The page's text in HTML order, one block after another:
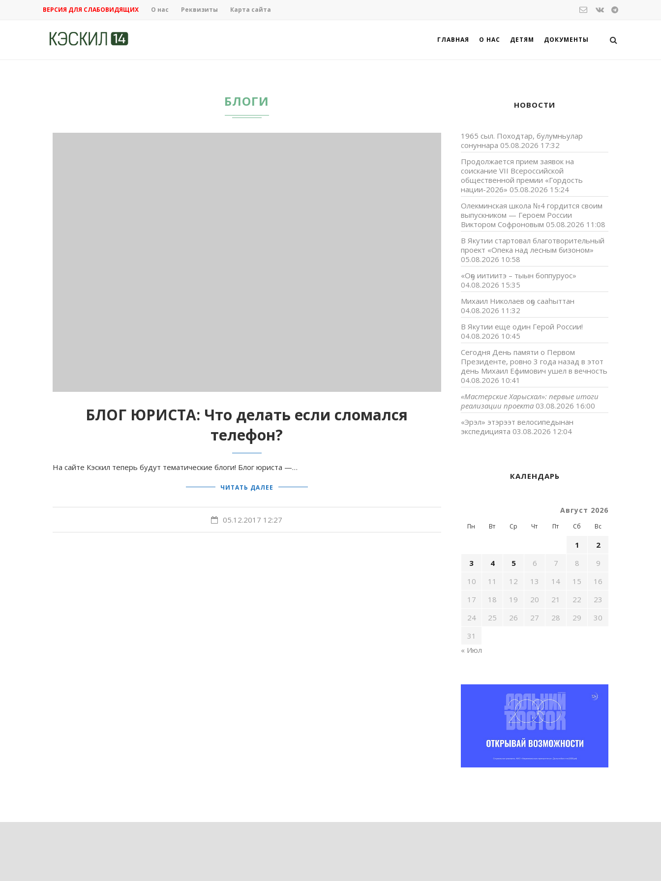
ВЕРСИЯ ДЛЯ СЛАБОВИДЯЩИХ О нас Реквизиты Карта сайта
ГЛАВНАЯ О НАС ДЕТЯМ ДОКУМЕНТЫ
БЛОГИ
БЛОГ ЮРИСТА: Что делать если сломался
телефон?
На сайте Кэскил теперь будут тематические блоги! Блог юриста —…
ЧИТАТЬ ДАЛЕЕ
05.12.2017 12:27
НОВОСТИ
1965 сыл. Походтар, булумньулар
сонуннара 05.08.2026 17:32
Продолжается прием заявок на
соискание VII Всероссийской
общественной премии «Гордость
нации-2026» 05.08.2026 15:24
Олекминская школа №4 гордится своим
выпускником — Героем России
Виктором Софроновым 05.08.2026 11:08
В Якутии стартовал благотворительный
проект «Опека над лесным бизоном»
05.08.2026 10:58
«Оҕо иитиитэ – тыын боппуруос»
04.08.2026 15:35
Михаил Николаев оҕо сааһыттан
04.08.2026 11:32
В Якутии еще один Герой России!
04.08.2026 10:45
Сегодня День памяти о Первом
Президенте, ровно 3 года назад в этот
день Михаил Ефимович ушел в вечность
04.08.2026 10:41
«Мастерские Харысхал»: первые итоги
реализации проекта 03.08.2026 16:00
«Эрэл» этэрээт велосипедынан
экспедицията 03.08.2026 12:04
КАЛЕНДАРЬ
Август 2026
Пн Вт Ср Чт Пт Сб Вс
1
2
3
4 5 6 7 8
9
10
11 12 13 14 15
16
17
18 19 20 21 22
23
24
25 26 27 28 29
30
31
« Июл